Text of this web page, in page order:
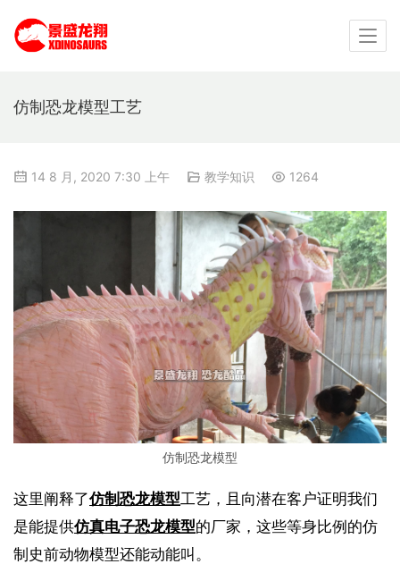
仿制恐龙模型工艺
14 8 月, 2020 7:30 上午 教学知识 1264
仿制恐龙模型
这里阐释了仿制恐龙模型工艺，且向潜在客户证明我们
是能提供仿真电子恐龙模型的厂家，这些等身比例的仿
制史前动物模型还能动能叫。